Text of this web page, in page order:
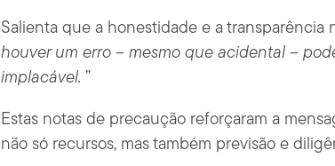
Salienta que a honestidade e a transparência
houver um erro – mesmo que acidental –
implacável. ”
Estas notas de precaução reforçaram a
não só recursos, mas também previsão e